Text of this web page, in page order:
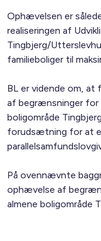
Ophævelsen er
realiseringen af
Tingbjerg/
familieboliger til
BL er vidende om, at
af begrænsninger for
boligområde
forudsætning for at
På ovennævnte
ophævelse af
almene boligområde